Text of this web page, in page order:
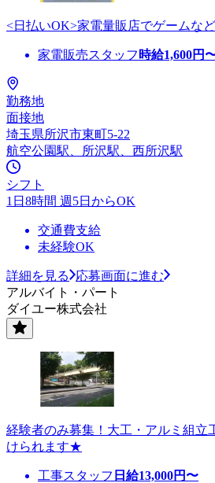
<日払いOK>家電量販店でゲームな
家電販売スタッフ 時給1,600円
勤務地
面接地
埼玉県所沢市東町5-22
航空公園駅、所沢駅、西所沢駅
シフト
1日8時間 週5日からOK
交通費支給
未経験OK
詳細を見る
応募画面に進む
アルバイト・パート
ダイユー株式会社
経験者のみ募集！大工・アルミ組
けられます★
工事スタッフ 日給13,000円〜